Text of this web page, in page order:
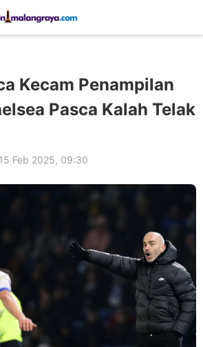
Kecam Penampilan
Pasca Kalah Telak
Feb 2025, 09:30